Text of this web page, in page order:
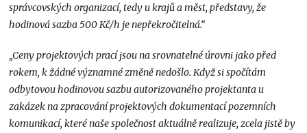
správcovských organizací, tedy u krajů a měst, představy, že
hodinová sazba 500 Kč/h je nepřekročitelná.“
„Ceny projektových prací jsou na srovnatelné úrovni jako před
rokem, k žádné významné změně nedošlo. Když si spočítám
odbytovou hodinovou sazbu autorizovaného projektanta u
zakázek na zpracování projektových dokumentací pozemních
komunikací, které naše společnost aktuálně realizuje, zcela jistě by